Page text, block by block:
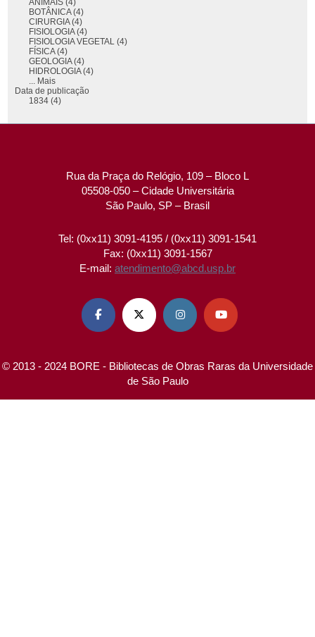
BOTÂNICA (4)
CIRURGIA (4)
FISIOLOGIA (4)
FISIOLOGIA VEGETAL (4)
FÍSICA (4)
GEOLOGIA (4)
HIDROLOGIA (4)
... Mais
Data de publicação
1834 (4)
Rua da Praça do Relógio, 109 – Bloco L
05508-050 – Cidade Universitária
São Paulo, SP – Brasil
Tel: (0xx11) 3091-4195 / (0xx11) 3091-1541
Fax: (0xx11) 3091-1567
E-mail: atendimento@abcd.usp.br
   
© 2013 - 2024 BORE - Bibliotecas de Obras Raras da Universidade
de São Paulo